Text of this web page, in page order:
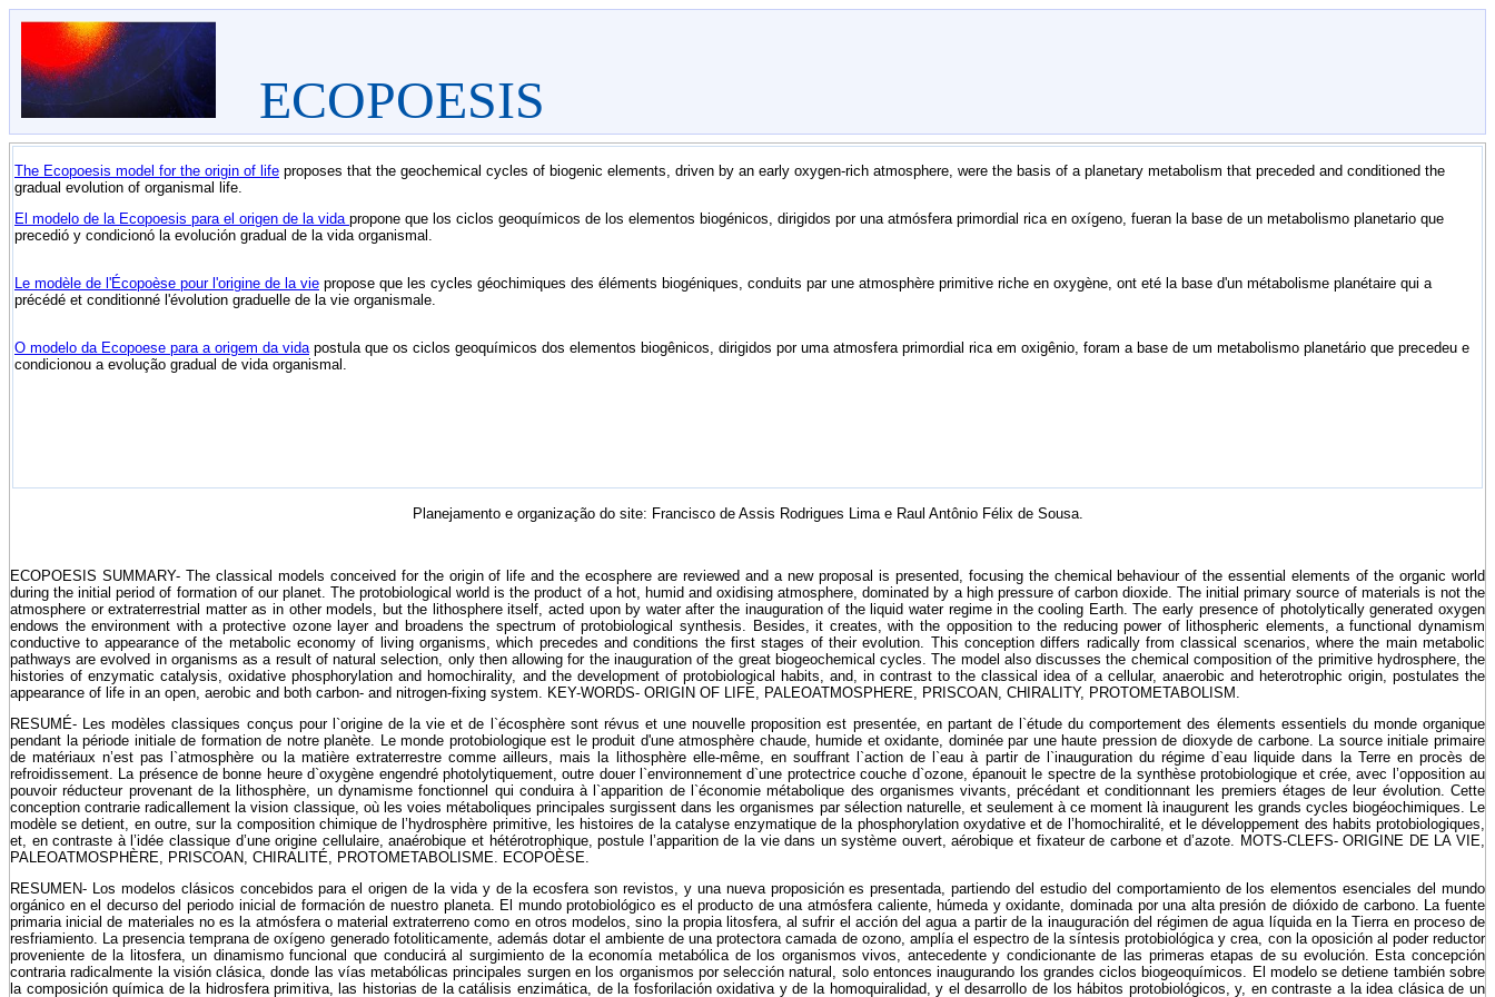
ECOPOESIS
The Ecopoesis model for the origin of life proposes that the geochemical cycles of biogenic elements, driven by an early oxygen-rich atmosphere, were the basis of a planetary metabolism that preceded and conditioned the
gradual evolution of organismal life.
El modelo de la Ecopoesis para el origen de la vida propone que los ciclos geoquímicos de los elementos biogénicos, dirigidos por una atmósfera primordial rica en oxígeno, fueran la base de un metabolismo planetario que
precedió y condicionó la evolución gradual de la vida organismal.
Le modèle de l'Écopoèse pour l'origine de la vie propose que les cycles géochimiques des éléments biogéniques, conduits par une atmosphère primitive riche en oxygène, ont eté la base d'un métabolisme planétaire qui a
précédé et conditionné l'évolution graduelle de la vie organismale.
O modelo da Ecopoese para a origem da vida postula que os ciclos geoquímicos dos elementos biogênicos, dirigidos por uma atmosfera primordial rica em oxigênio, foram a base de um metabolismo planetário que precedeu e
condicionou a evolução gradual de vida organismal.
Planejamento e organização do site: Francisco de Assis Rodrigues Lima e Raul Antônio Félix de Sousa.
ECOPOESIS SUMMARY- The classical models conceived for the origin of life and the ecosphere are reviewed and a new proposal is presented, focusing the chemical behaviour of the essential elements of the organic world
during the initial period of formation of our planet. The protobiological world is the product of a hot, humid and oxidising atmosphere, dominated by a high pressure of carbon dioxide. The initial primary source of materials is not the
atmosphere or extraterrestrial matter as in other models, but the lithosphere itself, acted upon by water after the inauguration of the liquid water regime in the cooling Earth. The early presence of photolytically generated oxygen
endows the environment with a protective ozone layer and broadens the spectrum of protobiological synthesis. Besides, it creates, with the opposition to the reducing power of lithospheric elements, a functional dynamism
conductive to appearance of the metabolic economy of living organisms, which precedes and conditions the first stages of their evolution. This conception differs radically from classical scenarios, where the main metabolic
pathways are evolved in organisms as a result of natural selection, only then allowing for the inauguration of the great biogeochemical cycles. The model also discusses the chemical composition of the primitive hydrosphere, the
histories of enzymatic catalysis, oxidative phosphorylation and homochirality, and the development of protobiological habits, and, in contrast to the classical idea of a cellular, anaerobic and heterotrophic origin, postulates the
appearance of life in an open, aerobic and both carbon- and nitrogen-fixing system. KEY-WORDS- ORIGIN OF LIFE, PALEOATMOSPHERE, PRISCOAN, CHIRALITY, PROTOMETABOLISM.
RESUMÉ- Les modèles classiques conçus pour l`origine de la vie et de l`écosphère sont révus et une nouvelle proposition est presentée, en partant de l`étude du comportement des élements essentiels du monde organique
pendant la période initiale de formation de notre planète. Le monde protobiologique est le produit d'une atmosphère chaude, humide et oxidante, dominée par une haute pression de dioxyde de carbone. La source initiale primaire
de matériaux n’est pas l`atmosphère ou la matière extraterrestre comme ailleurs, mais la lithosphère elle-même, en souffrant l`action de l`eau à partir de l`inauguration du régime d`eau liquide dans la Terre en procès de
refroidissement. La présence de bonne heure d`oxygène engendré photolytiquement, outre douer l`environnement d`une protectrice couche d`ozone, épanouit le spectre de la synthèse protobiologique et crée, avec l’opposition au
pouvoir réducteur provenant de la lithosphère, un dynamisme fonctionnel qui conduira à l`apparition de l`économie métabolique des organismes vivants, précédant et conditionnant les premiers étages de leur évolution. Cette
conception contrarie radicallement la vision classique, où les voies métaboliques principales surgissent dans les organismes par sélection naturelle, et seulement à ce moment là inaugurent les grands cycles biogéochimiques. Le
modèle se detient, en outre, sur la composition chimique de l’hydrosphère primitive, les histoires de la catalyse enzymatique de la phosphorylation oxydative et de l’homochiralité, et le développement des habits protobiologiques,
et, en contraste à l’idée classique d’une origine cellulaire, anaérobique et hétérotrophique, postule l’apparition de la vie dans un système ouvert, aérobique et fixateur de carbone et d’azote. MOTS-CLEFS- ORIGINE DE LA VIE,
PALEOATMOSPHÈRE, PRISCOAN, CHIRALITÉ, PROTOMETABOLISME. ECOPOÈSE.
RESUMEN- Los modelos clásicos concebidos para el origen de la vida y de la ecosfera son revistos, y una nueva proposición es presentada, partiendo del estudio del comportamiento de los elementos esenciales del mundo
orgánico en el decurso del periodo inicial de formación de nuestro planeta. El mundo protobiológico es el producto de una atmósfera caliente, húmeda y oxidante, dominada por una alta presión de dióxido de carbono. La fuente
primaria inicial de materiales no es la atmósfera o material extraterreno como en otros modelos, sino la propia litosfera, al sufrir el acción del agua a partir de la inauguración del régimen de agua líquida en la Tierra en proceso de
resfriamiento. La presencia temprana de oxígeno generado fotoliticamente, además dotar el ambiente de una protectora camada de ozono, amplía el espectro de la síntesis protobiológica y crea, con la oposición al poder reductor
proveniente de la litosfera, un dinamismo funcional que conducirá al surgimiento de la economía metabólica de los organismos vivos, antecedente y condicionante de las primeras etapas de su evolución. Esta concepción
contraria radicalmente la visión clásica, donde las vías metabólicas principales surgen en los organismos por selección natural, solo entonces inaugurando los grandes ciclos biogeoquímicos. El modelo se detiene también sobre
la composición química de la hidrosfera primitiva, las historias de la catálisis enzimática, de la fosforilación oxidativa y de la homoquiralidad, y el desarrollo de los hábitos protobiológicos, y, en contraste a la idea clásica de un